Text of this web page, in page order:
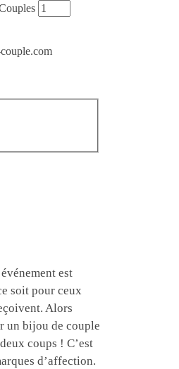
est
soit pour ceux
Alors
un bijou de couple
coups ! C’est
d’affection.